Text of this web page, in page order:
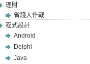
理財
省錢大作戰
程式設計
Android
Delphi
Java